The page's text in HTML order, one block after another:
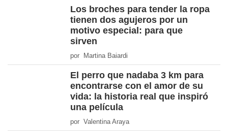
Los broches para tender la ropa
tienen dos agujeros por un
motivo especial: para que
sirven
por Martina Baiardi
El perro que nadaba 3 km para
encontrarse con el amor de su
vida: la historia real que inspiró
una película
por Valentina Araya